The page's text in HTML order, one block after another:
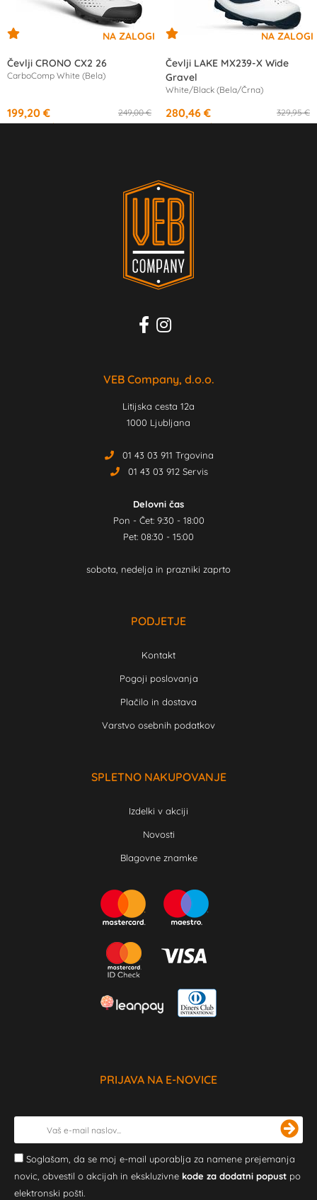
Čevlji CRONO CX2 26
CarboComp White (Bela)
249,00 €
199,20 €
od18,70 €/mesec
Čevlji LAKE MX239-X Wide
Gravel
White/Black (Bela/Črna)
329,95 €
280,46 €
od13,68 €/mesec
VEB Company, d.o.o.
Litijska cesta 12a
1000 Ljubljana
01 43 03 911 Trgovina
01 43 03 912 Servis
Delovni čas
Pon - Čet: 9:30 - 18:00
Pet: 08:30 - 15:00
sobota, nedelja in prazniki zaprto
PODJETJE
Kontakt
Pogoji poslovanja
Plačilo in dostava
Varstvo osebnih podatkov
SPLETNO NAKUPOVANJE
Izdelki v akciji
Novosti
Blagovne znamke
PRIJAVA NA E-NOVICE
Soglašam, da se moj e-mail uporablja za namene prejemanja
novic, obvestil o akcijah in ekskluzivne kode za dodatni popust po
elektronski pošti.